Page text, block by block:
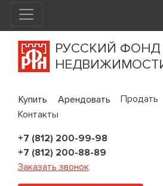
РУССКИЙ ФОНД
Купить Арендовать Продать
Контакты
+7 (812) 200-99-98
+7 (812) 200-88-89
Заказать звонок